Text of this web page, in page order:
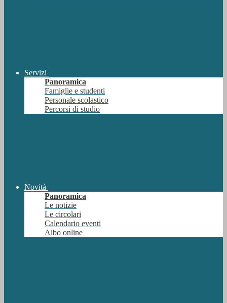
Servizi
Panoramica
Famiglie e studenti
Personale scolastico
Percorsi di studio
Novità
Panoramica
Le notizie
Le circolari
Calendario eventi
Albo online